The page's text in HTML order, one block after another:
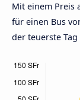
Mit einem Preis
für einen Bus
der teuerste Tag